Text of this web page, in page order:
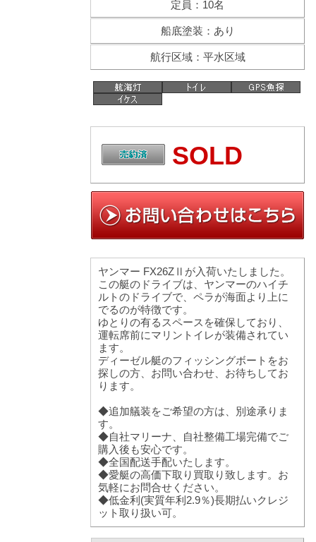
定員：10名
船底塗装：あり
航行区域：平水区域
SOLD
ヤンマー FX26ZⅡが入荷いたしました。
この艇のドライブは、ヤンマーのハイチ
ルトのドライブで、ペラが海面より上に
でるのが特徴です。
ゆとりの有るスペースを確保しており、
運転席前にマリントイレが装備されてい
ます。
ディーゼル艇のフィッシングボートをお
探しの方、お問い合わせ、お待ちしてお
ります。
◆追加艤装をご希望の方は、別途承りま
す。
◆自社マリーナ、自社整備工場完備でご
購入後も安心です。
◆全国配送手配いたします。
◆愛艇の高価下取り買取り致します。お
気軽にお問合せください。
◆低金利(実質年利2.9％)長期払いクレジ
ット取り扱い可。